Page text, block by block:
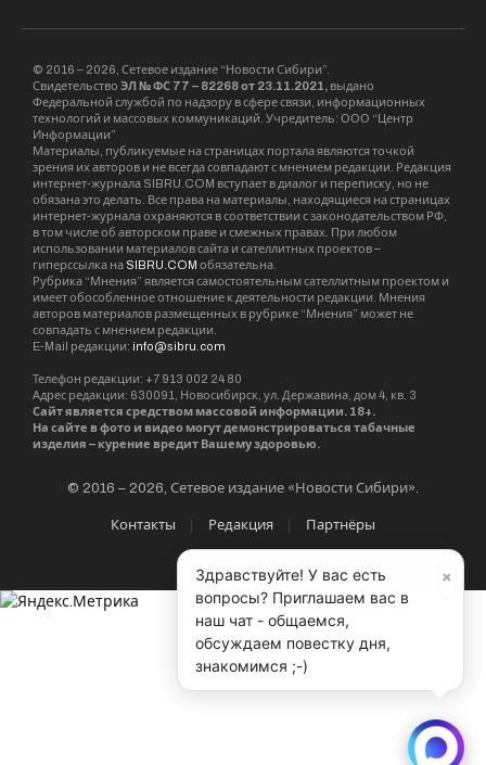
© 2016 – 2026, Сетевое издание “Новости Сибири”.
Свидетельство ЭЛ № ФС 77 – 82268 от 23.11.2021, выдано
Федеральной службой по надзору в сфере связи, информационных
технологий и массовых коммуникаций. Учредитель: ООО “Центр
Информации”
Материалы, публикуемые на страницах портала являются точкой
зрения их авторов и не всегда совпадают с мнением редакции. Редакция
интернет-журнала SIBRU.COM вступает в диалог и переписку, но не
обязана это делать. Все права на материалы, находящиеся на страницах
интернет-журнала охраняются в соответствии с законодательством РФ,
в том числе об авторском праве и смежных правах. При любом
использовании материалов сайта и сателлитных проектов –
гиперссылка на SIBRU.COM обязательна.
Рубрика “Мнения” является самостоятельным сателлитным проектом и
имеет обособленное отношение к деятельности редакции. Мнения
авторов материалов размещенных в рубрике “Мнения” может не
совпадать с мнением редакции.
E-Mail редакции: info@sibru.com
Телефон редакции: +7 913 002 24 80
Адрес редакции: 630091, Новосибирск, ул. Державина, дом 4, кв. 3
Сайт является средством массовой информации. 18+.
На сайте в фото и видео могут демонстрироваться табачные
изделия – курение вредит Вашему здоровью.
© 2016 – 2026, Сетевое издание «Новости Сибири».
Контакты Редакция Партнёры
×
Здравствуйте! У вас есть
вопросы? Приглашаем вас в
наш чат - общаемся,
обсуждаем повестку дня,
знакомимся ;-)